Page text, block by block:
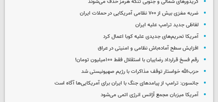
کریدورهای شمالی و جنوبی تنگه هرمز حذف می‌شوند
ضربه مغزی بیش از ۷۰۰ نظامی آمریکایی در حملات ایران
لفاظی جدید ترامپ علیه ایران
آمریکا تحریم‌های جدیدی علیه کوبا اعمال کرد
افزایش سطح آماده‌باش نظامی و امنیتی در عراق
رقم فسخ قرارداد رضاییان با استقلال فقط ۱۰۰میلیون تومان!
حزب‌الله خواستار توقف مذاکرات با رژیم صهیونیستی شد
جانسون: ترامپ از پیامدهای جنگ با ایران برای آمریکایی‌ها آگاه است
آمریکا میزبان مجمع آژانس انرژی اتمی می‌شود